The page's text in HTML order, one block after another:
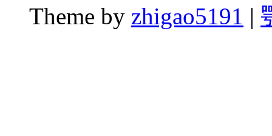
Theme by zhigao5191 |